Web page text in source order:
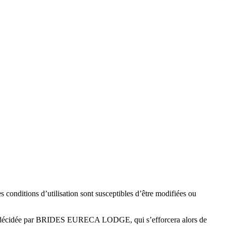
d’utilisation sont susceptibles d’être modifiées ou
par BRIDES EURECA LODGE, qui s’efforcera alors de
à tout moment : elles s’imposent néanmoins à l’utilisateur qui est
d’utilisation sont susceptibles d’être modifiées ou
par BRIDES EURECA LODGE, qui s’efforcera alors de